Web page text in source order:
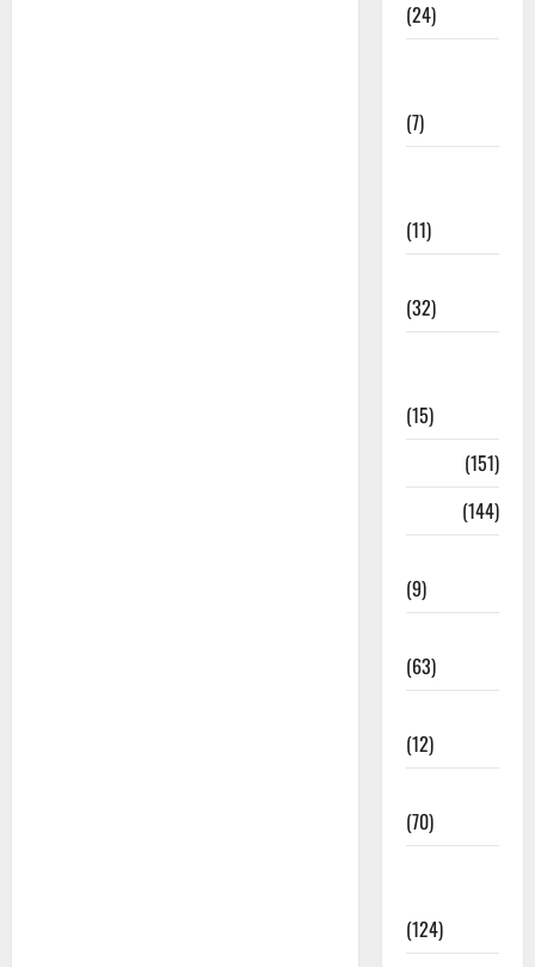
(24)
(7)
(11)
(32)
(15)
(151)
(144)
(9)
(63)
(12)
(70)
(124)